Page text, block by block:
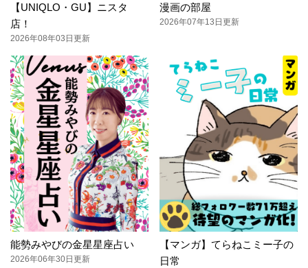
【UNIQLO・GU】ニスタ
店！
2026年08年03日更新
漫画の部屋
2026年07年13日更新
能勢みやびの金星星座占い
2026年06年30日更新
【マンガ】てらねこミー子の
日常